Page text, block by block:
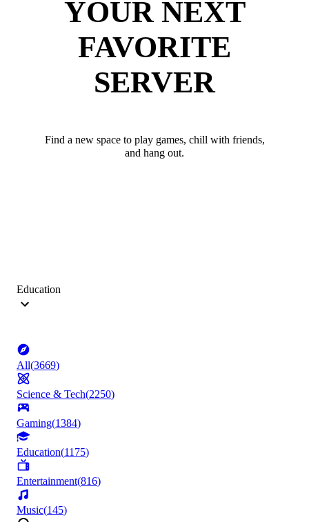
YOUR NEXT
FAVORITE
SERVER
Find a new space to play games, chill with friends,
and hang out.
Education
All(3669)
Science & Tech(2250)
Gaming(1384)
Education(1175)
Entertainment(816)
Music(145)